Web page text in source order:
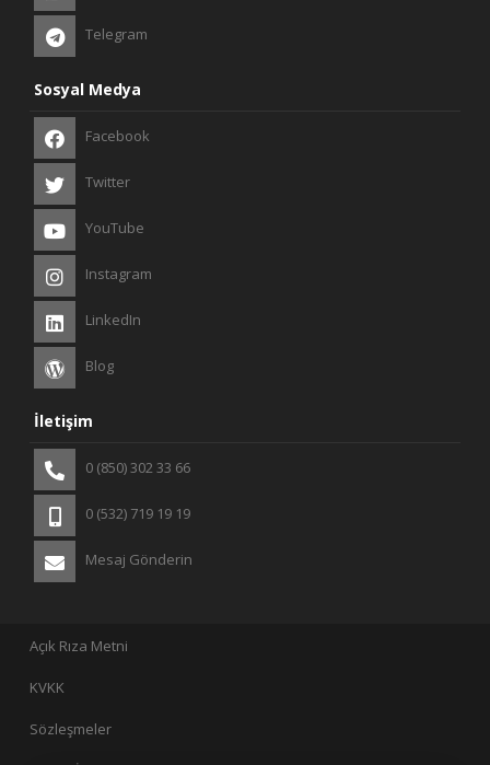
Telegram
Sosyal Medya
Facebook
Twitter
YouTube
Instagram
LinkedIn
Blog
İletişim
0 (850) 302 33 66
0 (532) 719 19 19
Mesaj Gönderin
Açık Rıza Metni
KVKK
Sözleşmeler